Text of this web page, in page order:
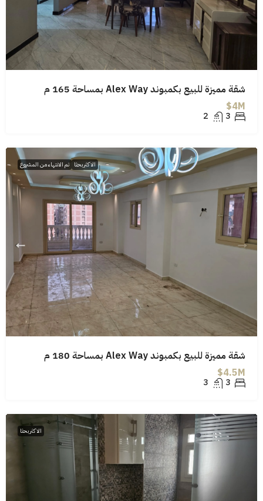
شقة مميزة للبيع بكمبوند Alex Way بمساحة 165 م
4M$
3
2
الاكثر بحثا تم الانتهاء من المشروع
شقة مميزة للبيع بكمبوند Alex Way بمساحة 180 م
4.5M$
3
3
الاكثر بحثا